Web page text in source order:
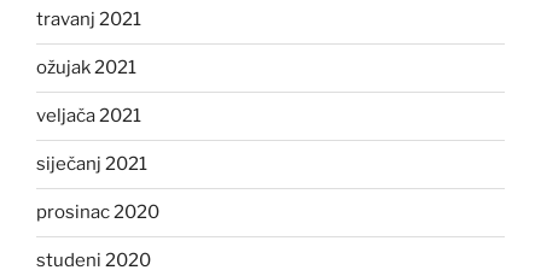
travanj 2021
ožujak 2021
veljača 2021
siječanj 2021
prosinac 2020
studeni 2020